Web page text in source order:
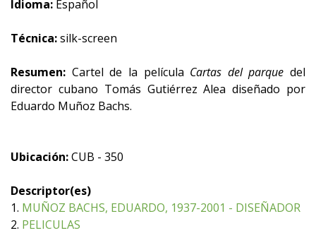
Idioma: Español
Técnica:silk-screen
Resumen: Cartel de la película Cartas del parque del
director cubano Tomás Gutiérrez Alea diseñado por
Eduardo Muñoz Bachs.
Ubicación:CUB - 350
Descriptor(es)
1. MUÑOZ BACHS, EDUARDO, 1937-2001 - DISEÑADOR
2. PELICULAS